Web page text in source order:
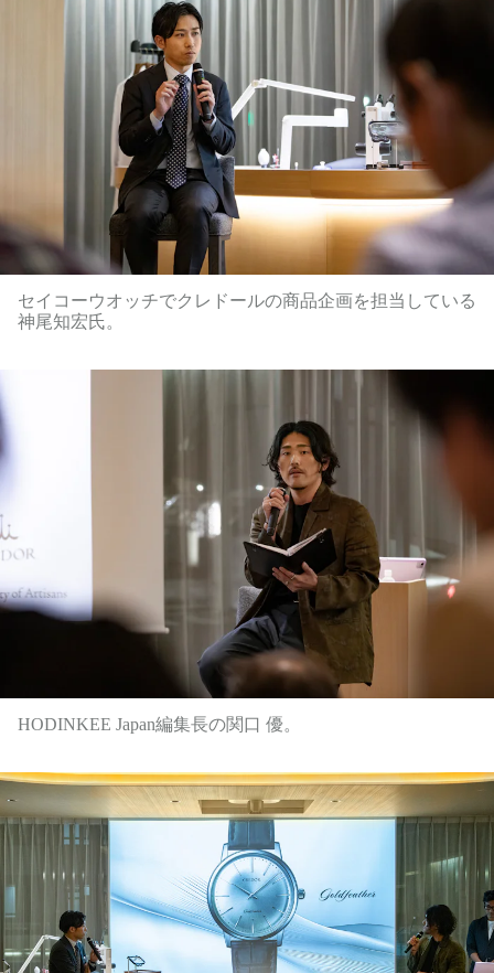
セイコーウオッチでクレドールの商品企画を担当している
神尾知宏氏。
HODINKEE Japan編集長の関口 優。